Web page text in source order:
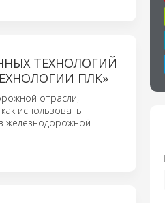
ТЕХНОЛОГИЙ
ПЛК»
отрасли,
использовать
железнодорожной